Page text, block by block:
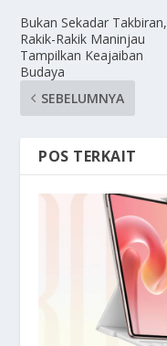
Bukan Sekadar Takbiran,
Rakik-Rakik Maninjau
Tampilkan Keajaiban
Budaya
SEBELUMNYA
POS TERKAIT